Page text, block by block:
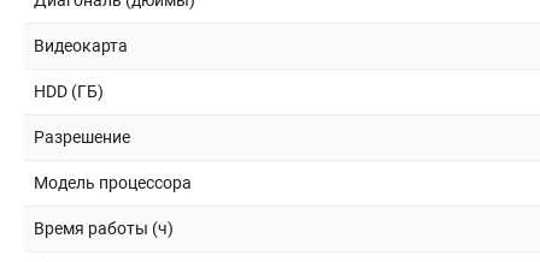
Видеокарта
HDD (ГБ)
Разрешение
Модель процессора
Время работы (ч)